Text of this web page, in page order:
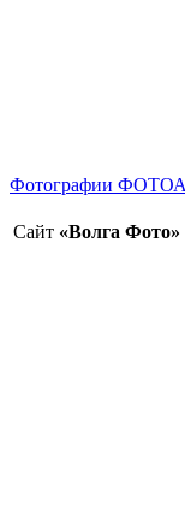
Фотографии
Сайт «Волга Фото»